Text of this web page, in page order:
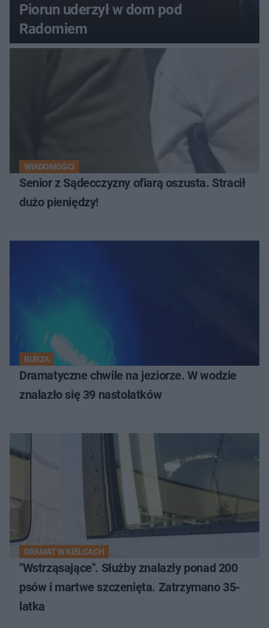
Piorun uderzył w dom pod
Radomiem
WIADOMOŚCI
Senior z Sądecczyzny ofiarą oszusta. Stracił
dużo pieniędzy!
BURZA
Dramatyczne chwile na jeziorze. W wodzie
znalazło się 39 nastolatków
DRAMAT W KIELCACH
"Wstrząsające". Służby znalazły ponad 200
psów i martwe szczenięta. Zatrzymano 35-
latka